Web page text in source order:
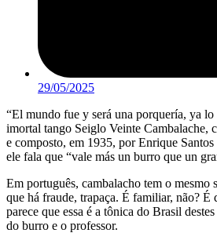
29/05/2025
“El mundo fue y será una porquería, ya
imortal tango Seiglo Veinte Cambalache,
e composto, em 1935, por Enrique
ele fala que “vale más un burro que un
Em português, cambalacho tem o mesmo
que há fraude, trapaça. É familiar, não? É
parece que essa é a tônica do Brasil
do burro e o professor.